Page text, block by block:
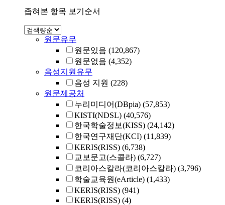
좁혀본 항목 보기순서
원문유무
원문있음 (120,867)
원문없음 (4,352)
음성지원유무
음성 지원 (228)
원문제공처
누리미디어(DBpia) (57,853)
KISTI(NDSL) (40,576)
한국학술정보(KISS) (24,142)
한국연구재단(KCI) (11,839)
KERIS(RISS) (6,738)
교보문고(스콜라) (6,727)
코리아스칼라(코리아스칼라) (3,796)
학술교육원(eArticle) (1,433)
KERIS(RISS) (941)
KERIS(RISS) (4)